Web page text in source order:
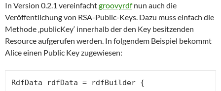
In Version 0.2.1 vereinfachtgroovyrdfnun auch die
Veröffentlichung von RSA-Public-Keys. Dazu muss einfach die
Methode ‚publicKey‘ innerhalb der den Key besitzenden
Resource aufgerufen werden. In folgendem Beispiel bekommt
Alice einen Public Key zugewiesen:
RdfData rdfData = rdfBuilder {